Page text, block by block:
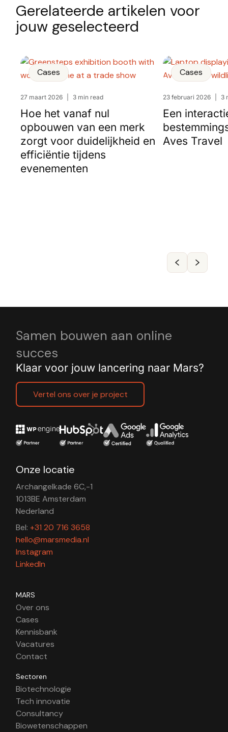
Gerelateerde artikelen voor
jouw geselecteerd
Cases
27 maart 2026 3 min read
Hoe het vanaf nul
opbouwen van een merk
zorgt voor duidelijkheid en
efficiëntie tijdens
evenementen
Cases
23 februari 2026 3
Een
Aves Travel
Samen bouwen aan online
succes
Klaar voor jouw lancering naar Mars?
Vertel ons over je project
Onze locatie
Archangelkade 6C,-1
1013BE Amsterdam
Nederland
Bel:+31 20 716 3658
hello@marsmedia.nl
Instagram
LinkedIn
MARS
Over ons
Cases
Kennisbank
Vacatures
Contact
Sectoren
Biotechnologie
Tech innovatie
Consultancy
Biowetenschappen